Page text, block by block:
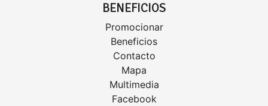
BENEFICIOS
Promocionar
Beneficios
Contacto
Mapa
Multimedia
Facebook